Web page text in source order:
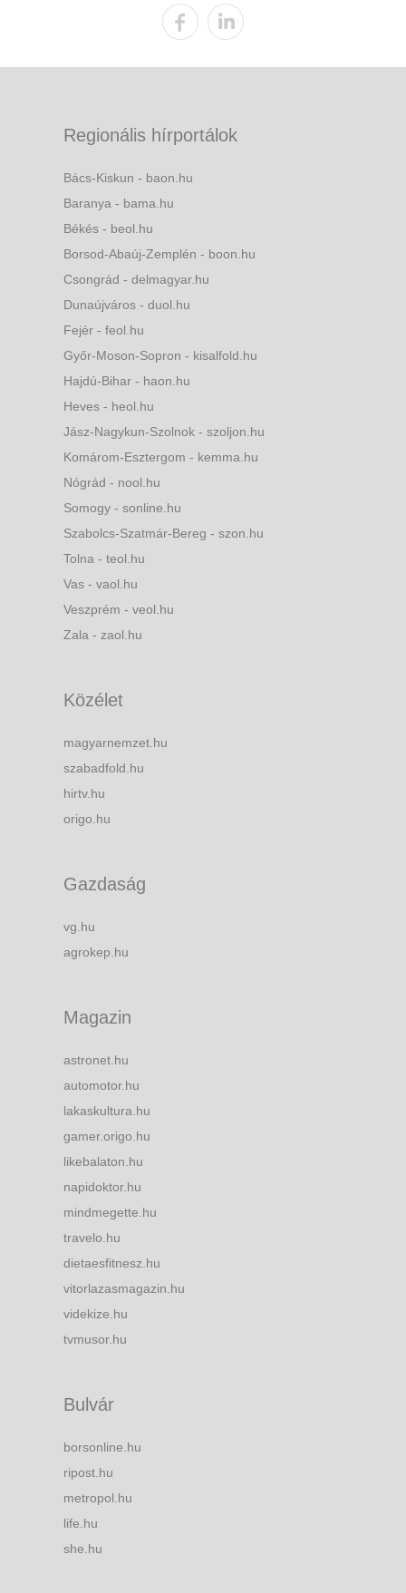
Regionális hírportálok
Bács-Kiskun - baon.hu
Baranya - bama.hu
Békés - beol.hu
Borsod-Abaúj-Zemplén - boon.hu
Csongrád - delmagyar.hu
Dunaújváros - duol.hu
Fejér - feol.hu
Győr-Moson-Sopron - kisalfold.hu
Hajdú-Bihar - haon.hu
Heves - heol.hu
Jász-Nagykun-Szolnok - szoljon.hu
Komárom-Esztergom - kemma.hu
Nógrád - nool.hu
Somogy - sonline.hu
Szabolcs-Szatmár-Bereg - szon.hu
Tolna - teol.hu
Vas - vaol.hu
Veszprém - veol.hu
Zala - zaol.hu
Közélet
magyarnemzet.hu
szabadfold.hu
hirtv.hu
origo.hu
Gazdaság
vg.hu
agrokep.hu
Magazin
astronet.hu
automotor.hu
lakaskultura.hu
gamer.origo.hu
likebalaton.hu
napidoktor.hu
mindmegette.hu
travelo.hu
dietaesfitnesz.hu
vitorlazasmagazin.hu
videkize.hu
tvmusor.hu
Bulvár
borsonline.hu
ripost.hu
metropol.hu
life.hu
she.hu